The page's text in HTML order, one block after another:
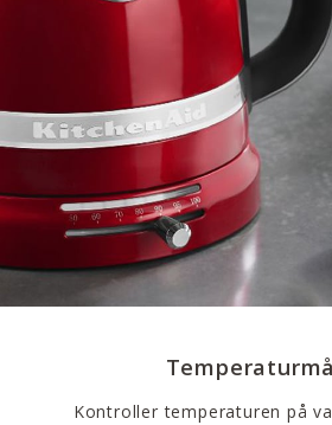
Kontroller temperaturen på